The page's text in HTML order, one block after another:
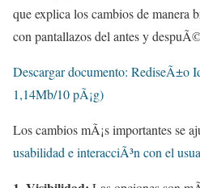
que explica los cambios de manera
con pantallazos del antes y
Descargar documento: RediseÃ±o
1,14Mb/10 pÃ¡g)
Los cambios mÃ¡s importantes se
usabilidad e interacciÃ³n con el